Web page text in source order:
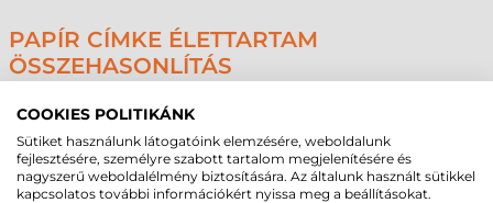
PAPÍR CÍMKE ÉLETTARTAM
ÖSSZEHASONLÍTÁS
Alapanyag típusa
Papír
Direkt termál
6–18 hónap
Műanyag
5–10 év
COOKIES POLITIKÁNK
Sütiket használunk látogatóink elemzésére, weboldalunk
fejlesztésére, személyre szabott tartalom megjelenítésére és
nagyszerű weboldalélmény biztosítására. Az általunk használt sütikkel
kapcsolatos további információkért nyissa meg a beállításokat.